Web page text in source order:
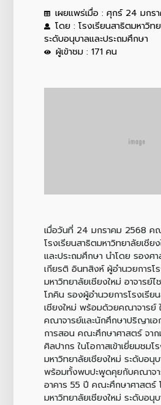
เผยแพร่เมื่อ : ศุกร์ 24 มกร
โดย : โรงเรียนสาธิตมหาวิท
ระดับอนุบาลและประถมศึกษา
ผู้เข้าชม : 171 คน
เมื่อวันที่ 24 มกราคม 2568 ค
โรงเรียนสาธิตมหาวิทยาลัยเชีย
และประถมศึกษา นำโดย รองศ
เกียรติ อินทสิงห์ ผู้อำนวยการโ
มหาวิทยาลัยเชียงใหม่ อาจาร
โภคิน รองผู้อำนวยการโรงเรีย
เชียงใหม่ พร้อมด้วยคณาจารย์
คณาจารย์และนักศึกษาปริญาเอ
การสอน คณะศึกษาศาสตร์ จาก
ศิลปากร ในโอกาสเข้าเยี่ยมชมโ
มหาวิทยาลัยเชียงใหม่ ระดับอนุ
พร้อมทั้งพบปะพูดคุยกับคณาจ
อาคาร 55 ปี คณะศึกษาศาสตร์
มหาวิทยาลัยเชียงใหม่ ระดับอนุ